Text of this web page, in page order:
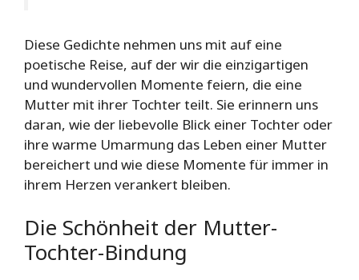
Diese Gedichte nehmen uns mit auf eine
poetische Reise, auf der wir die einzigartigen
und wundervollen Momente feiern, die eine
Mutter mit ihrer Tochter teilt. Sie erinnern uns
daran, wie der liebevolle Blick einer Tochter oder
ihre warme Umarmung das Leben einer Mutter
bereichert und wie diese Momente für immer in
ihrem Herzen verankert bleiben.
Die Schönheit der Mutter-
Tochter-Bindung